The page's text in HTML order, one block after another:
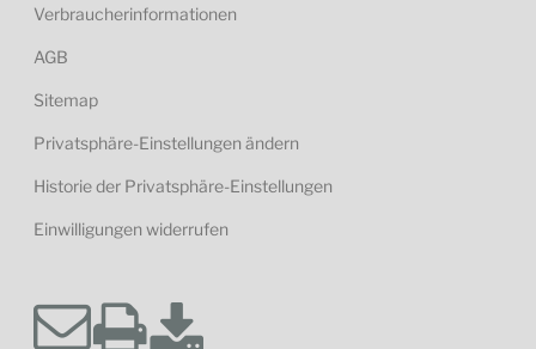
Verbraucherinformationen
AGB
Sitemap
Privatsphäre-Einstellungen ändern
Historie der Privatsphäre-Einstellungen
Einwilligungen widerrufen